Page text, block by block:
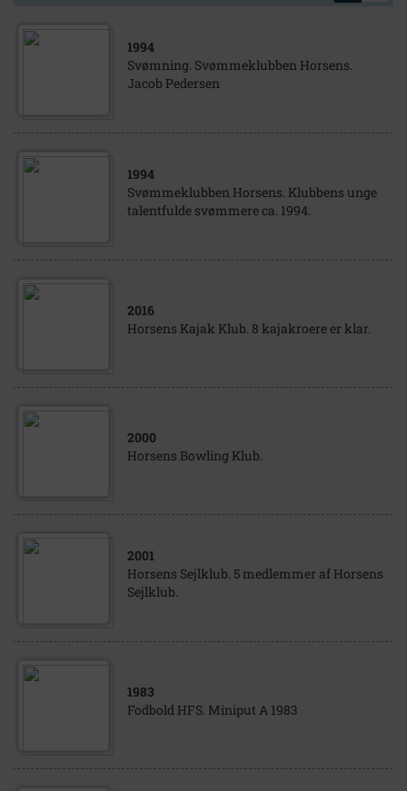
1994
Svømning. Svømmeklubben Horsens.
Jacob Pedersen
1994
Svømmeklubben Horsens. Klubbens unge
talentfulde svømmere ca. 1994.
2016
Horsens Kajak Klub. 8 kajakroere er klar.
2000
Horsens Bowling Klub.
2001
Horsens Sejlklub. 5 medlemmer af Horsens
Sejlklub.
1983
Fodbold HFS. Miniput A 1983